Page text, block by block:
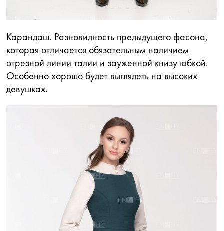
Карандаш. Разновидность предыдущего фасона,
которая отличается обязательным наличием
отрезной линии талии и зауженной книзу юбкой.
Особенно хорошо будет выглядеть на высоких
девушках.